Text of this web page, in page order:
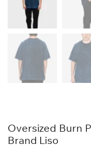
Oversized Burn
Brand Liso